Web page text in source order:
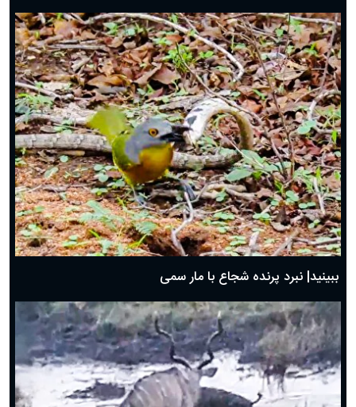
ببینید| نبرد پرنده شجاع با مار سمی